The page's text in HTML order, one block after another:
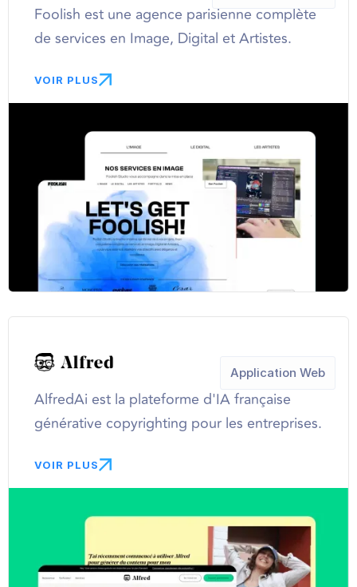
Foolish est une agence parisienne complète
de services en Image, Digital et Artistes.
VOIR PLUS
AlfredAi est la plateforme d'IA française
générative copyrighting pour les entreprises.
VOIR PLUS
Application Web